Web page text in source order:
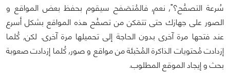
سُرعة التصفُح؟", نعم, فالمُتصَفح سيقوم بحفظ بعض المواقع و
الصور على جهازك حتى تتمَكن من تصفُح هذه المواقع بشكل أسرع
عند فتحها مرة آخرى بدون الحاجة إلى تحميلها مرة آخرى. لكن, كُلما
إزدادت مُحتويات الذاكرة المُخَبئة من مواقع و صور, كُلما إزدادت صعوبة
بحث و إيجاد الموقع المطلوب.